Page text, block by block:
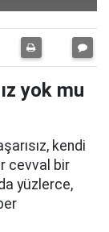
yok mu
kendi
cevval bir
yüzlerce,